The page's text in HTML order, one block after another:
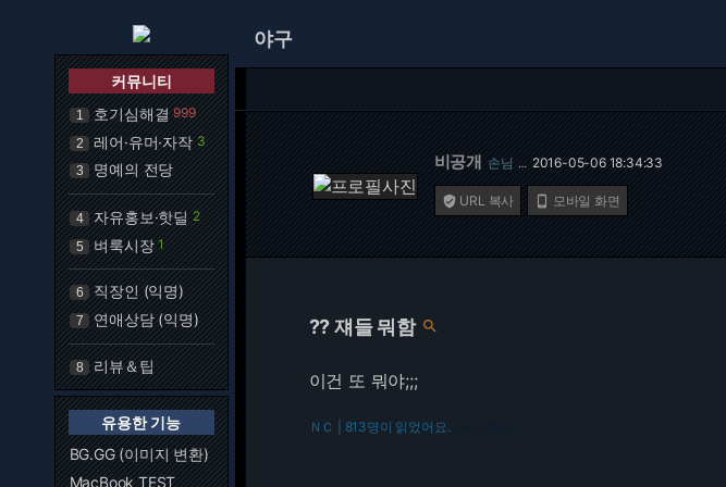
커뮤니티
1 호기심해결 999
2 레어·유머·자작 3
3 명예의 전당
4 자유홍보·핫딜 2
5 벼룩시장 1
6 직장인 (익명)
7 연애상담 (익명)
8 리뷰＆팁
유용한 기능
BG.GG (이미지 변환)
MacBook TEST
야구
비공개 손님 … 2016-05-06 18:34:33
 URL 복사  모바일 화면
?? 쟤들 뭐함 
이건 또 뭐야;;;
ＮＣ | 813명이 읽었어요.